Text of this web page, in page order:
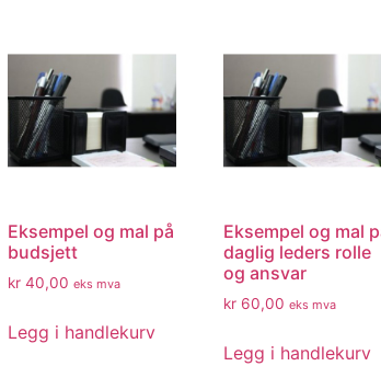
Eksempel og mal på
budsjett
kr40,00 eks mva
Legg i handlekurv
Eksempel og mal
daglig leders rolle
og ansvar
kr60,00 eks mva
Legg i handlekurv